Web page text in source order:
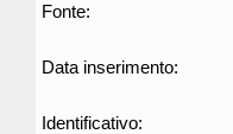
Fonte:
Data inserimento:
Identificativo: